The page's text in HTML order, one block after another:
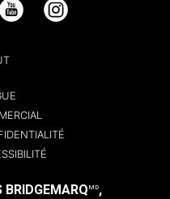
YouTube Instagram
MD,